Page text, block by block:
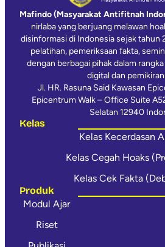
Mafindo (Masyarakat Antifitnah
nirlaba yang berjuang melawan
disinformasi di Indonesia sejak tahun
pelatihan, pemeriksaan fakta,
dengan berbagai pihak dalam
digital dan
Jl. HR. Rasuna Said Kawasan
Epicentrum Walk – Office Suite
Selatan 12940
Kelas
Kelas Kecerdasan
Kelas Cegah Hoaks
Kelas Cek Fakta
Produk
Modul Ajar
Riset